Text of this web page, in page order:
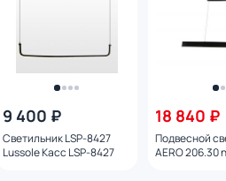
9 400 ₽
Светильник LSP-8427
Lussole Касс LSP-8427
18 840 ₽
Подвесной
AERO 206.30